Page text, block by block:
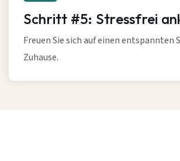
Schritt #5: Stressfrei
Freuen Sie sich auf einen entspannten
Zuhause.